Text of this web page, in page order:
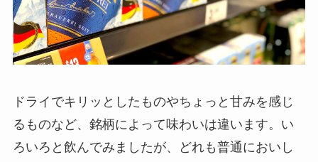
ドライでキリッとしたものやちょっと甘みを感じ
るものなど、銘柄によって味わいは違います。い
ろいろと飲んでみましたが、どれも普通においし